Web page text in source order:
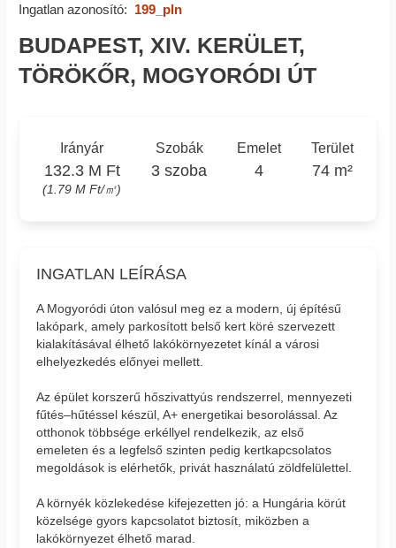
Ingatlan azonosító: 199_pln
BUDAPEST, XIV. KERÜLET,
TÖRÖKŐR, MOGYORÓDI ÚT
Irányár
132.3 M Ft
(1.79 M Ft/㎡)
Szobák
3 szoba
Emelet
4
Terület
74 m²
INGATLAN LEÍRÁSA
A Mogyoródi úton valósul meg ez a modern, új építésű
lakópark, amely parkosított belső kert köré szervezett
kialakításával élhető lakókörnyezetet kínál a városi
elhelyezkedés előnyei mellett.
Az épület korszerű hőszivattyús rendszerrel, mennyezeti
fűtés–hűtéssel készül, A+ energetikai besorolással. Az
otthonok többsége erkéllyel rendelkezik, az első
emeleten és a legfelső szinten pedig kertkapcsolatos
megoldások is elérhetők, privát használatú zöldfelülettel.
A környék közlekedése kifejezetten jó: a Hungária körút
közelsége gyors kapcsolatot biztosít, miközben a
lakókörnyezet élhető marad.